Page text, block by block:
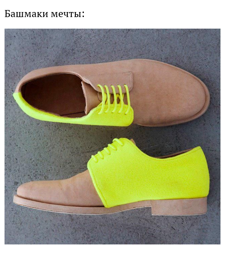
Башмаки мечты: